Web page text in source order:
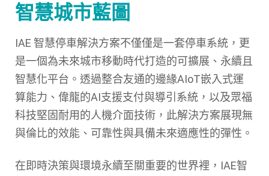
智慧城市藍圖
IAE 智慧停車解決方案不僅僅是一套停車系統，更
是一個為未來城市移動時代打造的可擴展、永續且
智慧化平台。透過整合友通的邊緣AIoT嵌入式運
算能力、偉龍的AI支援支付與導引系統，以及眾福
科技堅固耐用的人機介面技術，此解決方案展現無
與倫比的效能、可靠性與具備未來適應性的彈性。
在即時決策與環境永續至關重要的世界裡，IAE智